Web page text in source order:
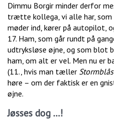
Dimmu Borgir minder derfor
trætte kollega, vi alle har,
møder ind, kører på autopilot,
17. Ham, som går rundt på
udtryksløse øjne, og som blot
ham, om alt er vel. Men nu er
(11., hvis man tæller
høre – om der faktisk er en
øjne.
Jøsses dog …!